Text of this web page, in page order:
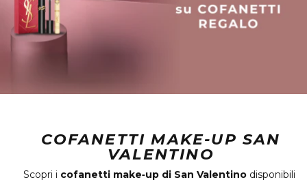
COFANETTI MAKE-UP SAN
VALENTINO
Scopri i cofanetti make‑up di San Valentinodisponibili